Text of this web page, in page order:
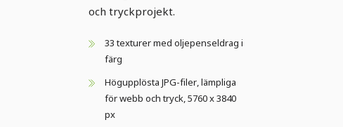
och tryckprojekt.
33 texturer med oljepenseldrag i
färg
Högupplösta JPG-filer, lämpliga
för webb och tryck, 5760 x 3840
px